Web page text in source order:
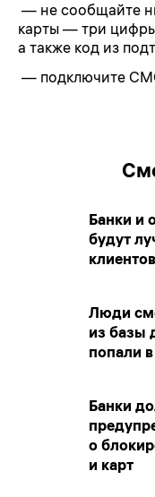
— не сообщайте
карты — три
а также код из
— подключите
Банки и
будут
Люди
из базы
попали
Банки
о
и карт